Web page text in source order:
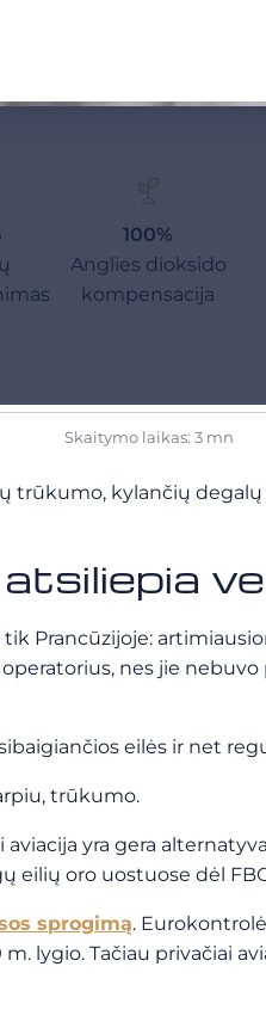
100%
Anglies dioksido
kompensacija
Skaitymo laikas: 3 mn
trūkumo, kylančių
Prancūzijoje:
nes jie
eilės ir net
trūkumo.
yra gera
eilių oro uostuose dėl
sprogimą.
lygio. Tačiau privačiai